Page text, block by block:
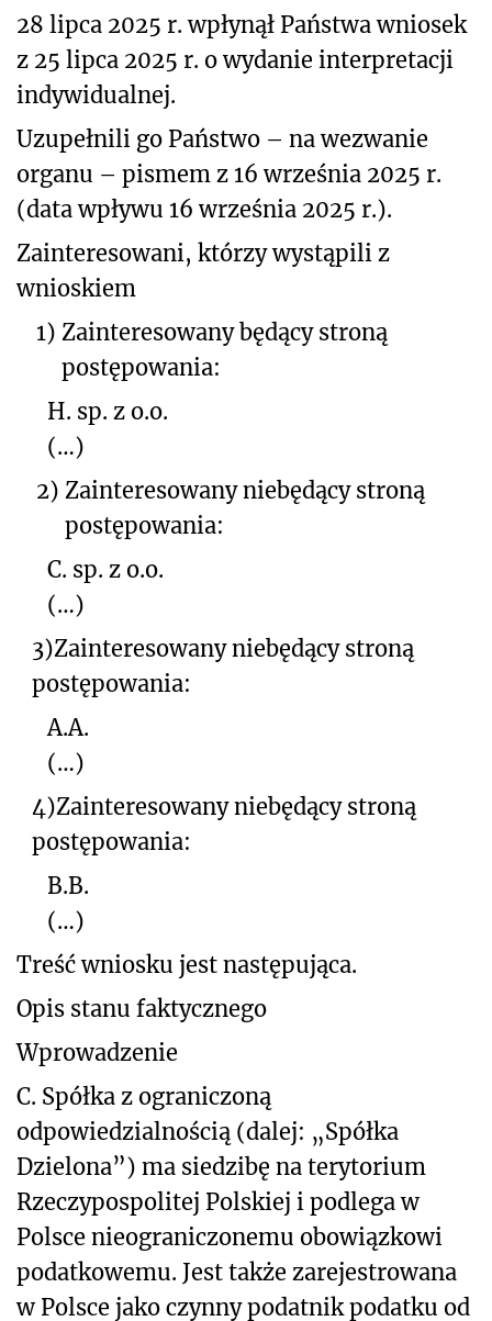
28 lipca 2025 r. wpłynął Państwa wniosek
z 25 lipca 2025 r. o wydanie interpretacji
indywidualnej.
Uzupełnili go Państwo – na wezwanie
organu – pismem z 16 września 2025 r.
(data wpływu 16 września 2025 r.).
Zainteresowani, którzy wystąpili z
wnioskiem
1) Zainteresowany będący stroną
postępowania:
H. sp. z o.o.
(…)
2) Zainteresowany niebędący stroną
postępowania:
C. sp. z o.o.
(…)
3)Zainteresowany niebędący stroną
postępowania:
A.A.
(…)
4)Zainteresowany niebędący stroną
postępowania:
B.B.
(…)
Treść wniosku jest następująca.
Opis stanu faktycznego
Wprowadzenie
C. Spółka z ograniczoną
odpowiedzialnością (dalej: „Spółka
Dzielona”) ma siedzibę na terytorium
Rzeczypospolitej Polskiej i podlega w
Polsce nieograniczonemu obowiązkowi
podatkowemu. Jest także zarejestrowana
w Polsce jako czynny podatnik podatku od